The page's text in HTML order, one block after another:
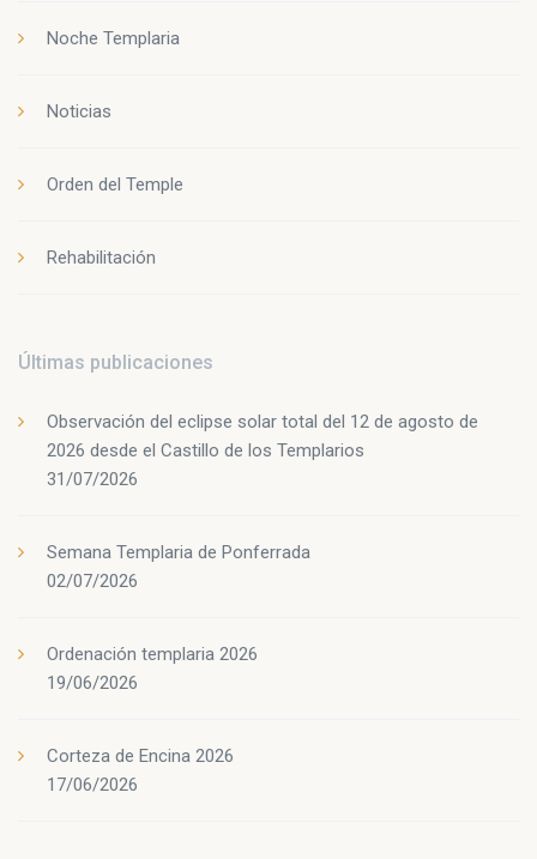
Noche Templaria
Noticias
Orden del Temple
Rehabilitación
Últimas publicaciones
Observación del eclipse solar total del 12 de agosto de
2026 desde el Castillo de los Templarios
31/07/2026
Semana Templaria de Ponferrada
02/07/2026
Ordenación templaria 2026
19/06/2026
Corteza de Encina 2026
17/06/2026